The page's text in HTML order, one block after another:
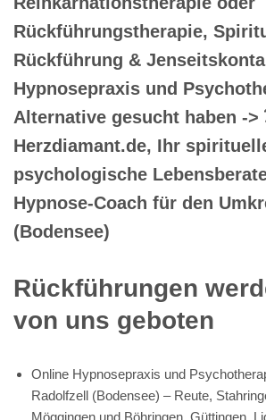
Rückführungstherapie,
Rückführung &
Hypnosepraxis und
Alternative gesucht haben ->
Herzdiamant.de, Ihr
psychologische
Hypnose-Coach für den
(Bodensee)
Rückführungen
von uns geboten
Online Hypnosepraxis und
Radolfzell (Bodensee) – Reute,